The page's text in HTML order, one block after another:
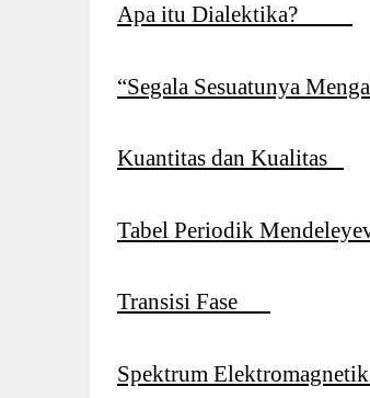
Apa itu Dialektika?
“Segala Sesuatunya
Kuantitas dan Kualitas
Tabel Periodik
Transisi Fase
Spektrum